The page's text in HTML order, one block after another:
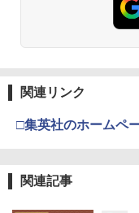
関連リンク
□集英社のホームペ
関連記事